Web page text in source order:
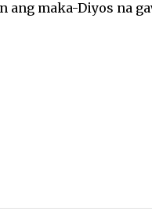
maka-Diyos na